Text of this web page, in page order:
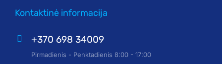
Kontaktinė informacija
+370 698 34009
Pirmadienis - Penktadienis 8:00 - 17:00